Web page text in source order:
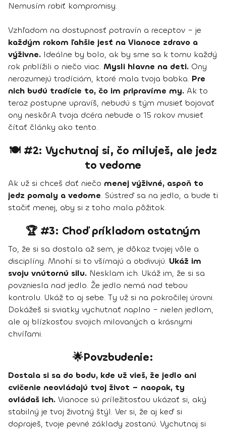
Nemusím robiť kompromisy.
Vzhľadom na dostupnosť potravín a receptov – je
každým rokom ľahšie jesť na Vianoce zdravo a
výživne. Ideálne by bolo, ak by sme sa k tomu každý
rok priblížili o niečo viac. Mysli hlavne na deti. Ony
nerozumejú tradíciám, ktoré mala tvoja babka. Pre
nich budú tradície to, čo im pripravíme my. Ak to
teraz postupne upravíš, nebudú s tým musieť bojovať
ony neskôr.A tvoja dcéra nebude o 15 rokov musieť
čítať články ako tento.
🍽 #2: Vychutnaj si, čo miluješ, ale jedz
to vedome
Ak už si chceš dať niečo menej výživné, aspoň to
jedz pomaly a vedome. Sústreď sa na jedlo, a bude ti
stačiť menej, aby si z toho mala pôžitok.
🏆 #3: Choď príkladom ostatným
To, že si sa dostala až sem, je dôkaz tvojej vôle a
disciplíny. Mnohí si to všímajú a obdivujú. Ukáž im
svoju vnútornú silu. Nesklam ich. Ukáž im, že si sa
povzniesla nad jedlo. Že jedlo nemá nad tebou
kontrolu. Ukáž to aj sebe. Ty už si na pokročilej úrovni.
Dokážeš si sviatky vychutnať naplno – nielen jedlom,
ale aj blízkosťou svojich milovaných a krásnymi
chvíľami.
🌟Povzbudenie:
Dostala si sa do bodu, kde už vieš, že jedlo ani
cvičenie neovládajú tvoj život – naopak, ty
ovládaš ich. Vianoce sú príležitosťou ukázať si, aký
stabilný je tvoj životný štýl. Ver si, že aj keď si
dopraješ, tvoje pevné základy zostanú. Vychutnaj si